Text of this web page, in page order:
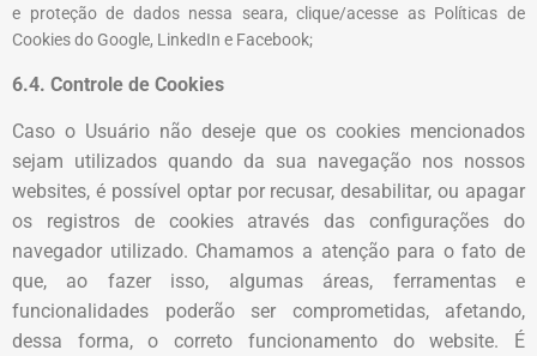
e proteção de dados nessa seara, clique/acesse as Políticas de
Cookies do Google, LinkedIn e Facebook;
6.4. Controle de Cookies
Caso o Usuário não deseje que os cookies mencionados
sejam utilizados quando da sua navegação nos nossos
websites, é possível optar por recusar, desabilitar, ou apagar
os registros de cookies através das configurações do
navegador utilizado. Chamamos a atenção para o fato de
que, ao fazer isso, algumas áreas, ferramentas e
funcionalidades poderão ser comprometidas, afetando,
dessa forma, o correto funcionamento do website. É